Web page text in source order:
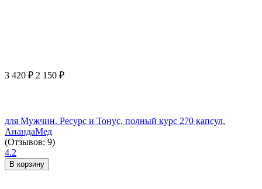
3 420 ₽ 2 150 ₽
для Мужчин. Ресурс и Тонус, полный курс 270 капсул,
АнандаМед
(Отзывов: 9)
4.2
В корзину